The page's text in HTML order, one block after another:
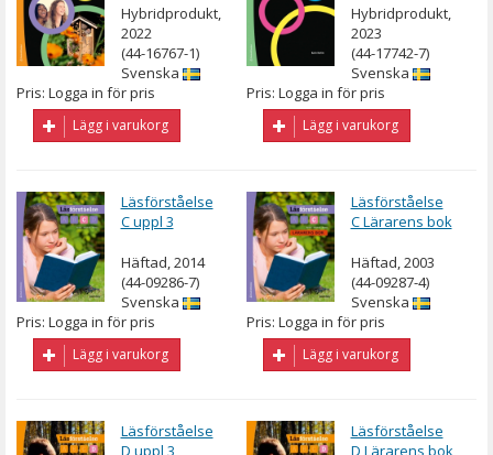
Tryckt + Digital
36 mån
Hybridprodukt,
2022
(44-16767-1)
Svenska
Pris: Logga in för pris
Lägg i varukorg
Tryckt bok +
Digital
lärarlicens 36
mån
Hybridprodukt,
2023
(44-17742-7)
Svenska
Pris: Logga in för pris
Lägg i varukorg
Läsförståelse
C uppl 3
Häftad, 2014
(44-09286-7)
Svenska
Pris: Logga in för pris
Lägg i varukorg
Läsförståelse
C Lärarens bok
Häftad, 2003
(44-09287-4)
Svenska
Pris: Logga in för pris
Lägg i varukorg
Läsförståelse
D uppl 3
Läsförståelse
D Lärarens bok